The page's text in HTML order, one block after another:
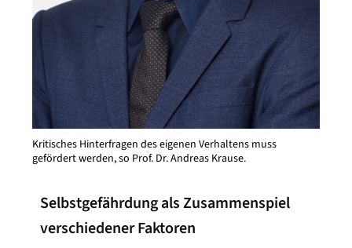
Kritisches Hinterfragen des eigenen Verhaltens muss
gefördert werden, so Prof. Dr. Andreas Krause.
Selbstgefährdung als Zusammenspiel
verschiedener Faktoren